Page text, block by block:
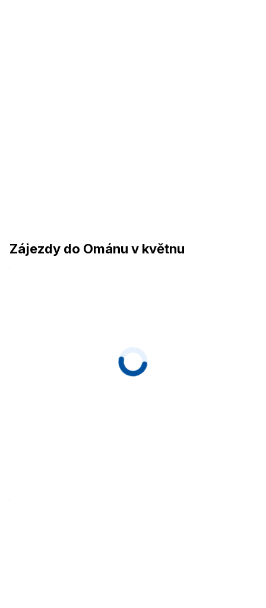
Zájezdy do Ománu v květnu